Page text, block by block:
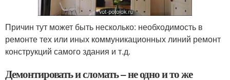
Причин тут может быть несколько: необходимость в
ремонте тех или иных коммуникационных линий ремонт
конструкций самого здания и т.д.
Демонтировать и сломать – не одно и то же